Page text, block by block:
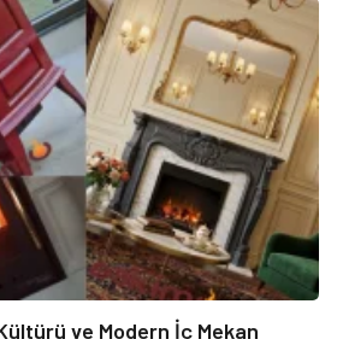
ve Modern İç Mekan